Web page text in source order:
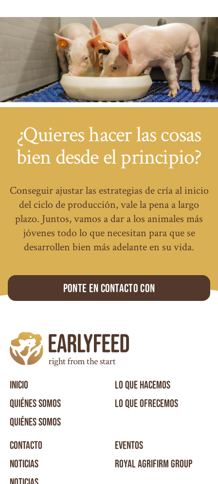
¿Quieres hacer las cosas
bien desde el principio?
Conseguir ajustar las estrategias de cría al inicio
del ciclo de producción, vale la pena a largo
plazo. Juntos, vamos a dar a los animales más
jóvenes todo lo que necesitan para que se
desarrollen bien más adelante en su vida.
Ponte en contacto con
INICIO
QUIÉNES SOMOS
QUIÉNES SOMOS
LO QUE HACEMOS
LO QUE OFRECEMOS
CONTACTO
NOTICIAS
EVENTOS
ROYAL AGRIFIRM GROUP